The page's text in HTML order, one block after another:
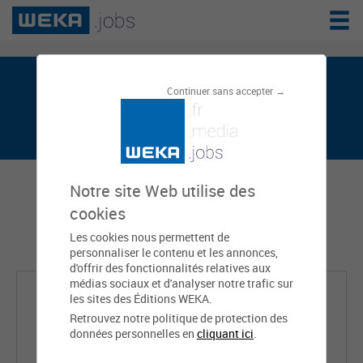
Continuer sans accepter →
Notre site Web utilise des
cookies
Les cookies nous permettent de
personnaliser le contenu et les annonces,
d'offrir des fonctionnalités relatives aux
médias sociaux et d'analyser notre trafic sur
les sites des Éditions WEKA.
Retrouvez notre politique de protection des
données personnelles en cliquant ici.
Alizée QUELIER est sur weka.jobs, le
réseau de l'emploi public